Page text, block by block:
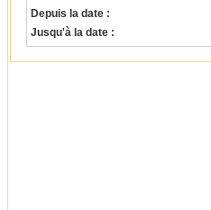
Depuis la date :
Jusqu'à la date :